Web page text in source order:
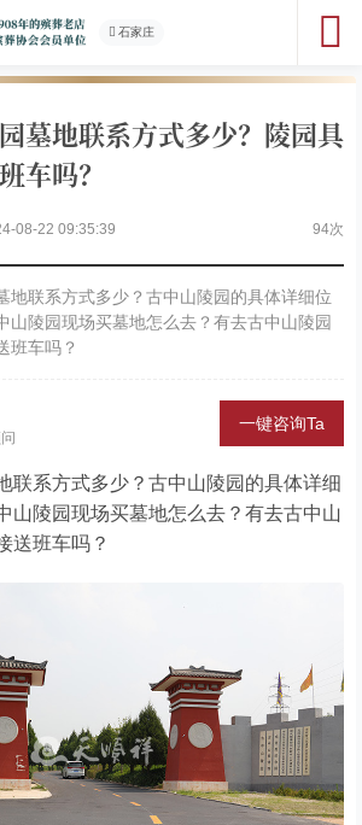
石家庄
墓地联系方式多少？陵园具
车吗？
08-22 09:35:39 94次
地联系方式多少？古中山陵园的具体详细位
山陵园现场买墓地怎么去？有去古中山陵园
班车吗？
一键咨询Ta
联系方式多少？古中山陵园的具体详细
山陵园现场买墓地怎么去？有去古中山
送班车吗？